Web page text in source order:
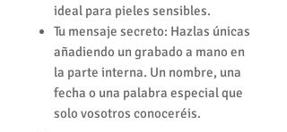
ideal para pieles sensibles.
Tu mensaje secreto: Hazlas únicas
añadiendo un grabado a mano en
la parte interna. Un nombre, una
fecha o una palabra especial que
solo vosotros conoceréis.